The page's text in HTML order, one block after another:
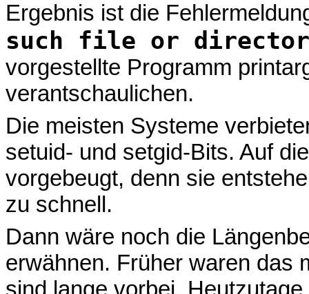
Ergebnis ist die
such file or
vorgestellte Programm
verantschaulichen.
Die meisten Systeme
setuid- und setgid-Bits. Auf
vorgebeugt, denn sie
zu schnell.
Dann wäre noch die
erwähnen. Früher waren das